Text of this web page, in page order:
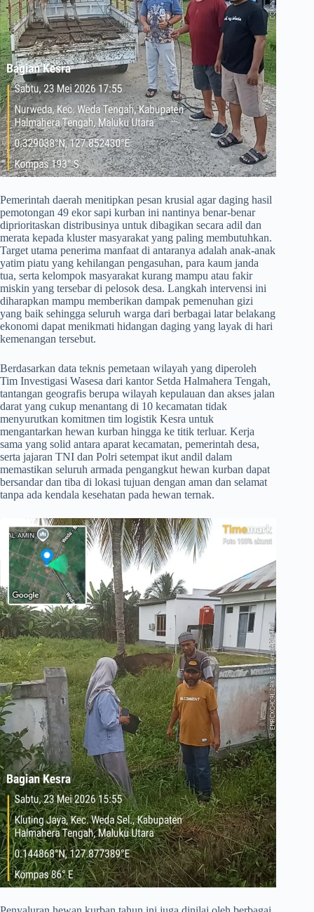
​Pemerintah daerah menitipkan pesan krusial agar daging hasil
pemotongan 49 ekor sapi kurban ini nantinya benar-benar
diprioritaskan distribusinya untuk dibagikan secara adil dan
merata kepada kluster masyarakat yang paling membutuhkan.
Target utama penerima manfaat di antaranya adalah anak-anak
yatim piatu yang kehilangan pengasuhan, para kaum janda
tua, serta kelompok masyarakat kurang mampu atau fakir
miskin yang tersebar di pelosok desa. Langkah intervensi ini
diharapkan mampu memberikan dampak pemenuhan gizi
yang baik sehingga seluruh warga dari berbagai latar belakang
ekonomi dapat menikmati hidangan daging yang layak di hari
kemenangan tersebut.
​Berdasarkan data teknis pemetaan wilayah yang diperoleh
Tim Investigasi Wasesa dari kantor Setda Halmahera Tengah,
tantangan geografis berupa wilayah kepulauan dan akses jalan
darat yang cukup menantang di 10 kecamatan tidak
menyurutkan komitmen tim logistik Kesra untuk
mengantarkan hewan kurban hingga ke titik terluar. Kerja
sama yang solid antara aparat kecamatan, pemerintah desa,
serta jajaran TNI dan Polri setempat ikut andil dalam
memastikan seluruh armada pengangkut hewan kurban dapat
bersandar dan tiba di lokasi tujuan dengan aman dan selamat
tanpa ada kendala kesehatan pada hewan ternak.